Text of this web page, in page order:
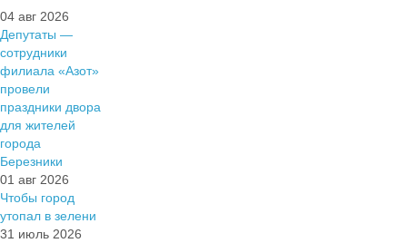
04 авг 2026
Депутаты —
сотрудники
филиала «Азот»
провели
праздники двора
для жителей
города
Березники
01 авг 2026
Чтобы город
утопал в зелени
31 июль 2026